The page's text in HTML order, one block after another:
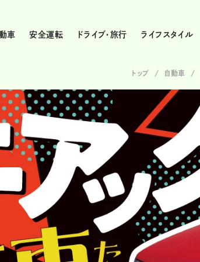
車 安全運転 ドライブ・旅行 ライフスタイル
トップ 自動車